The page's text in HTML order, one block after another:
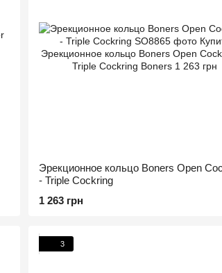
Эрекционное кольцо Boners Open
- Triple Cockring
1 263 грн
3